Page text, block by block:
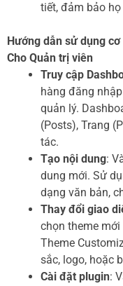
tiết, đảm bảo
Hướng dẫn sử dụng
Cho Quản trị viên
Truy cập
hàng đăng
quản lý.
(Posts), Trang
tác.
Tạo nội dung:
dung mới. Sử
dạng văn bản,
Thay đổi giao
chọn theme
Theme
sắc, logo, hoặc
Cài đặt plugin: